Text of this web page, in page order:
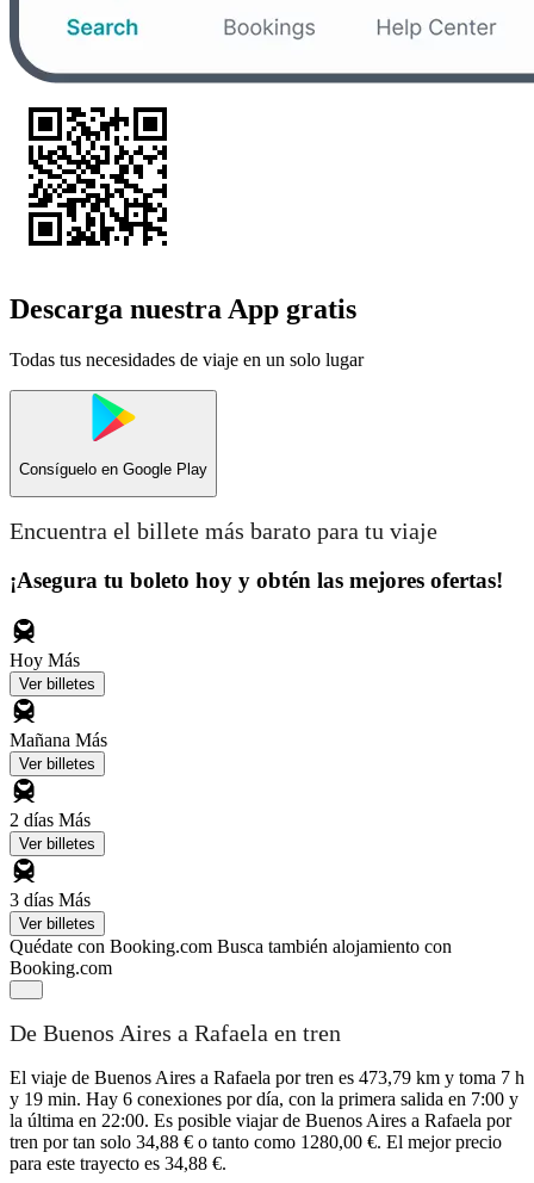
Descarga nuestra App gratis
Todas tus necesidades de viaje en un solo lugar
Consíguelo en Google Play
Encuentra el billete más barato para tu viaje
¡Asegura tu boleto hoy y obtén las mejores ofertas!
Hoy Más
Ver billetes
Mañana Más
Ver billetes
2 días Más
Ver billetes
3 días Más
Ver billetes
Quédate con Booking.com Busca también alojamiento con
Booking.com
De Buenos Aires a Rafaela en tren
El viaje de Buenos Aires a Rafaela por tren es 473,79 km y toma 7 h
y 19 min. Hay 6 conexiones por día, con la primera salida en 7:00 y
la última en 22:00. Es posible viajar de Buenos Aires a Rafaela por
tren por tan solo 34,88 € o tanto como 1280,00 €. El mejor precio
para este trayecto es 34,88 €.